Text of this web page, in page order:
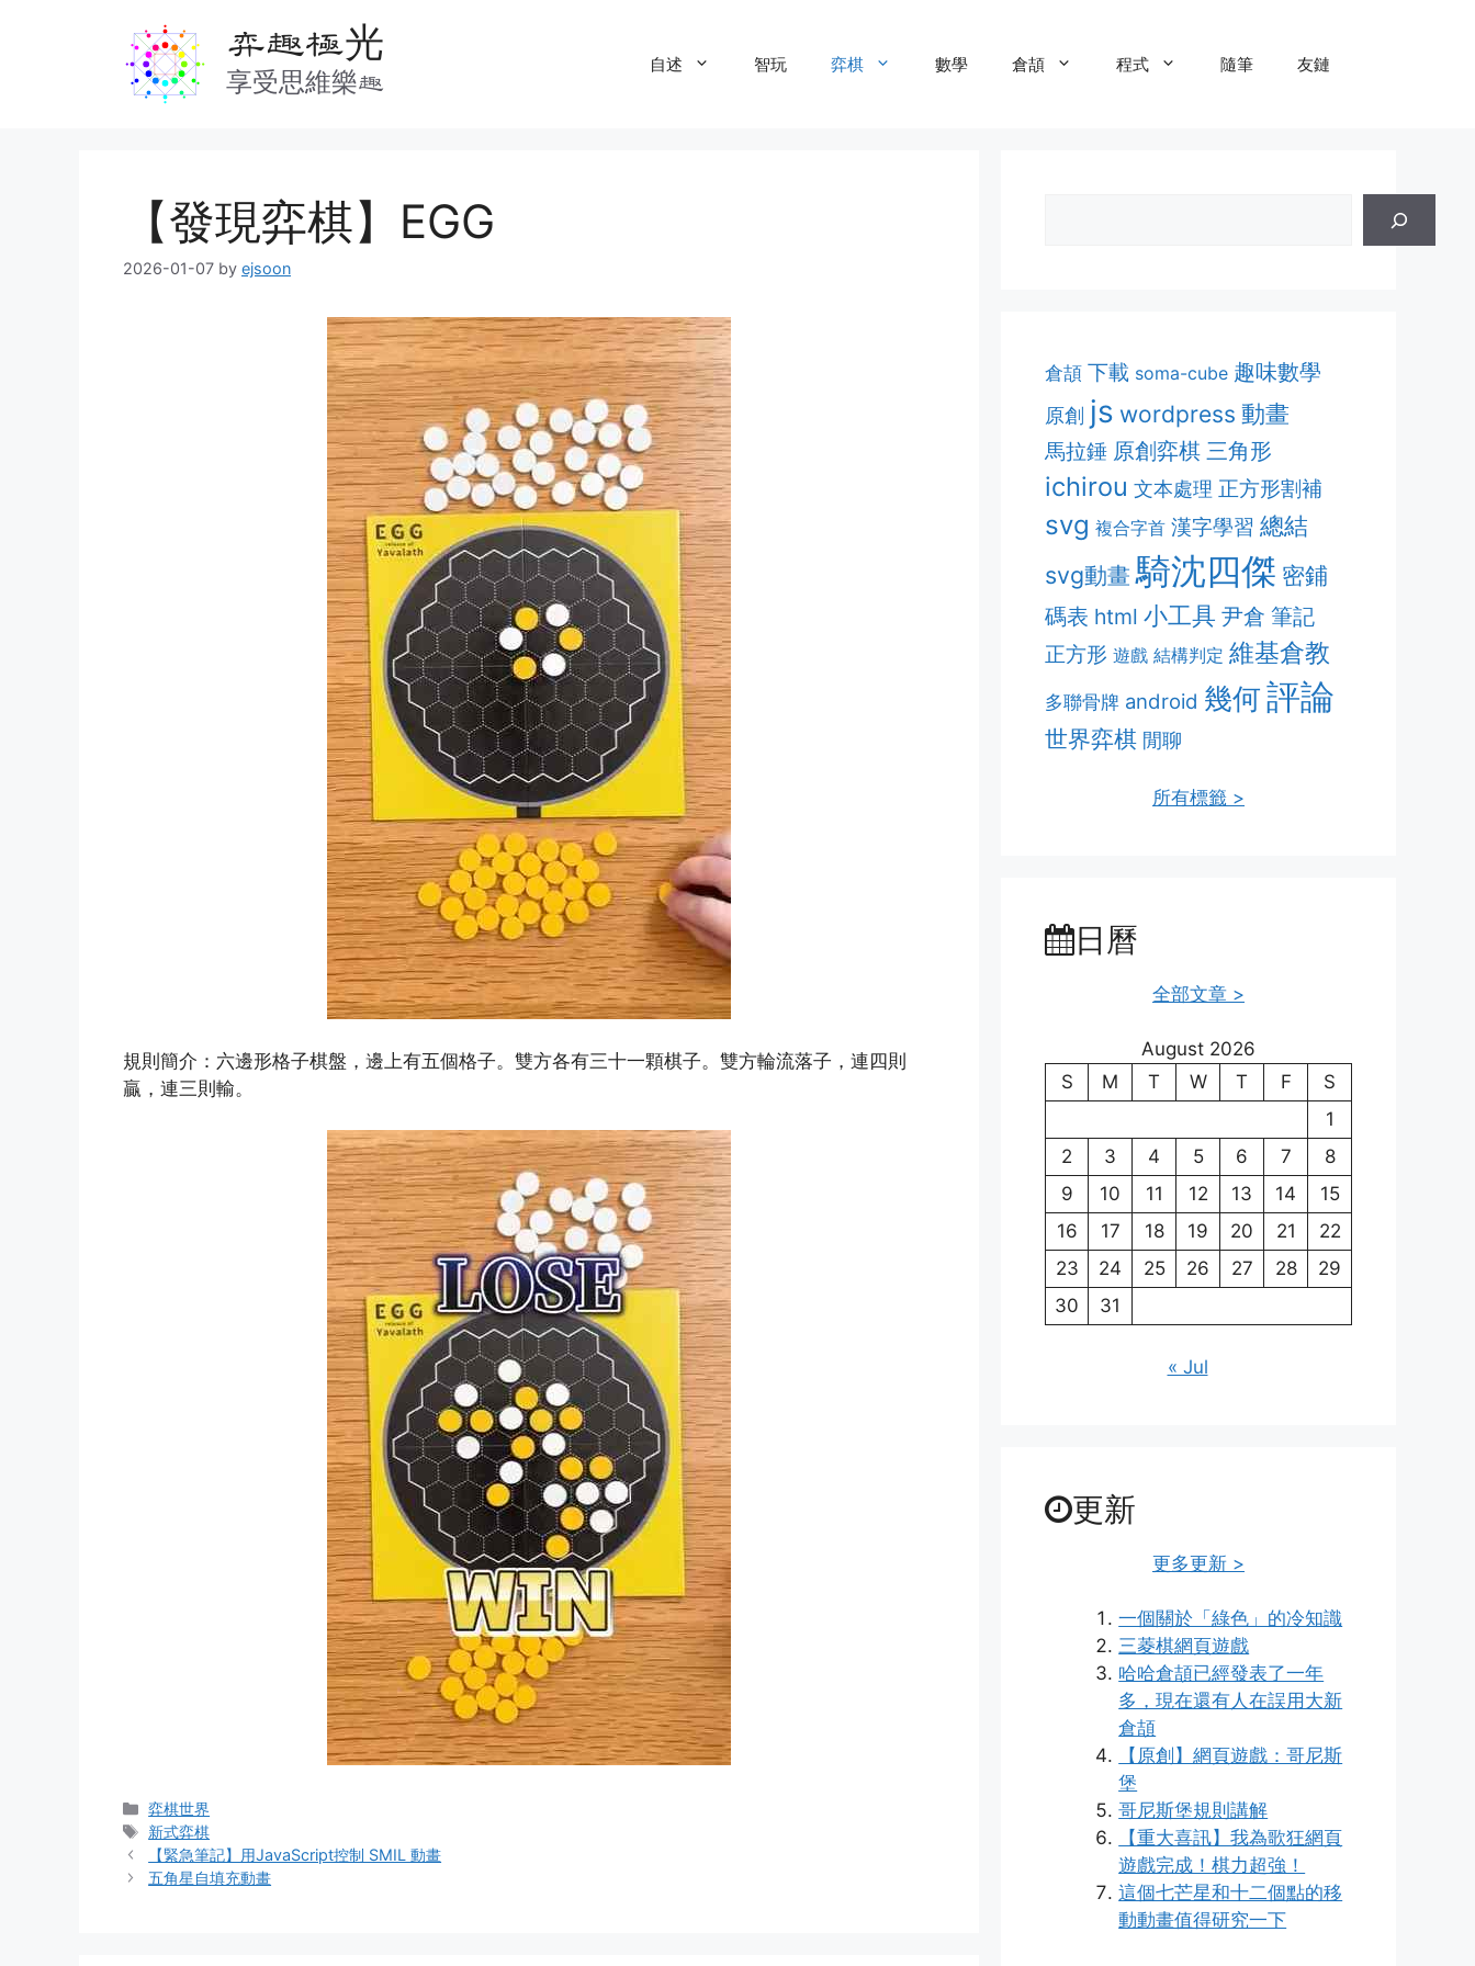
弈趣極光
享受思維樂趣
自述 智玩 弈棋 數學 倉頡 程式 隨筆 友鏈
【發現弈棋】EGG
2026-01-07 by ejsoon
規則簡介：六邊形格子棋盤，邊上有五個格子。雙方各有三十一顆棋子。雙方輪流落子，連四則
贏，連三則輸。
Categories
弈棋世界
Tags
新式弈棋
【緊急筆記】用JavaScript控制 SMIL 動畫
五角星自填充動畫
倉頡 下載 soma-cube 趣味數學
原創 js wordpress 動畫
馬拉錘 原創弈棋 三角形
ichirou 文本處理 正方形割補
svg 複合字首 漢字學習 總結
svg動畫 騎沈四傑 密鋪
碼表 html 小工具 尹倉 筆記
正方形 遊戲 結構判定 維基倉教
多聯骨牌 android 幾何評論
世界弈棋 閒聊
所有標籤 >
日曆
全部文章 >
August 2026
S
M T W T F
S
1
2
3 4 5 6 7
8
9
10 11 12 13 14
15
16
17 18 19 20 21
22
23
24 25 26 27 28
29
30
31
« Jul
更新
更多更新 >
一個關於「綠色」的冷知識
三菱棋網頁遊戲
哈哈倉頡已經發表了一年
多，現在還有人在誤用大新
倉頡
【原創】網頁遊戲：哥尼斯
堡
哥尼斯堡規則講解
【重大喜訊】我為歌狂網頁
遊戲完成！棋力超強！
這個七芒星和十二個點的移
動動畫值得研究一下